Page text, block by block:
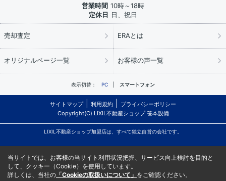
営業時間 10時～18時
定休日 日、祝日
売却査定 ERAとは
オリジナルページ一覧 お客様の声一覧
表示切替： PC スマートフォン
サイトマップ 利用規約
プライバシーポリシー
Copyright(C) LIXIL不動産ショップ 笹本設備
LIXIL不動産ショップ加盟店は、すべて独立自営の会社です。
当サイトでは、お客様の当サイト利用状況把握、サービス向上検討を目的と
して、クッキー（Cookie）を使用しています。
詳しくは、当社の 「Cookieの取扱いについて」 をご確認ください。